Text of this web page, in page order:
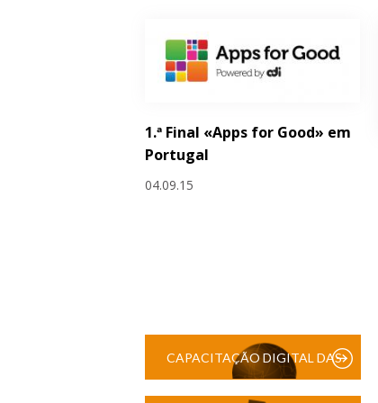
1.ª Final «Apps for Good» em
Portugal
04.09.15
CAPACITAÇÃO DIGITAL DAS